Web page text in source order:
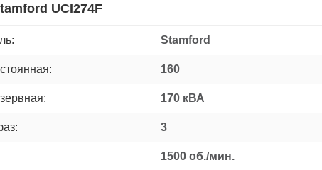
UCI274F
Stamford
160
170 кВА
3
1500 об./мин.